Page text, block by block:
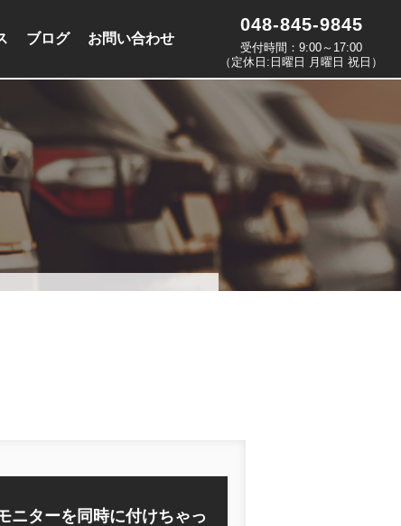
ブログ お問い合わせ
048-845-9845
受付時間：9:00～17:00
（定休日:日曜日 月曜日 祝日）
ニターを同時に付けちゃっ